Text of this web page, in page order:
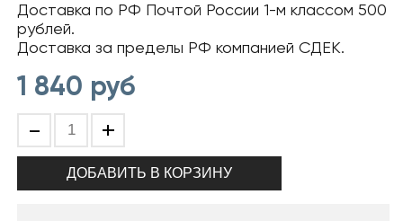
Доставка по РФ Почтой России 1-м классом 500
рублей.
Доставка за пределы РФ компанией СДЕК.
1 840 руб
- +